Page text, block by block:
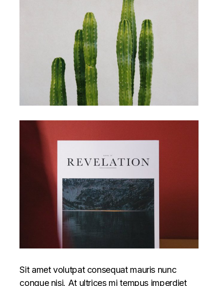
Sit amet volutpat consequat mauris nunc
congue nisi. At ultrices mi tempus imperdiet